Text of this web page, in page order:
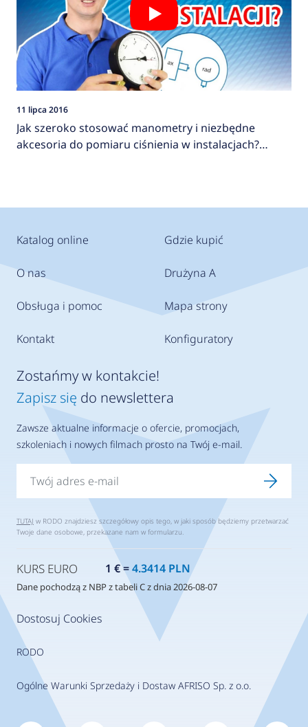
11 lipca 2016
Jak szeroko stosować manometry i niezbędne
akcesoria do pomiaru ciśnienia w instalacjach?
Katalog online
O nas
Obsługa i pomoc
Kontakt
Gdzie kupić
Drużyna A
Mapa strony
Konfiguratory
Dostosuj Cookies
RODO
Ogólne Warunki Sprzedaży i Dostaw AFRISO Sp. z o.o.
Zostańmy w kontakcie!
Zapisz się do newslettera
Zawsze aktualne informacje o ofercie, promocjach,
szkoleniach i nowych filmach prosto na Twój e-mail.
TUTAJ w RODO znajdziesz szczegółowy opis tego, w jaki sposób będziemy przetwarzać
Twoje dane osobowe, przekazane nam w formularzu.
KURS EURO 1 € =4.3414 PLN
Dane pochodzą z NBP z tabeli C z dnia 2026-08-07